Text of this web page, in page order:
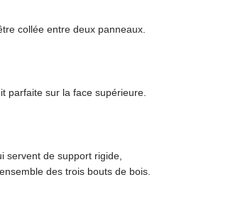
collée entre deux panneaux.
parfaite sur la face supérieure.
servent de support rigide,
des trois bouts de bois.